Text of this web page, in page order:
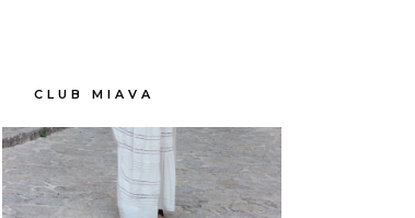
CLUB MIAVA